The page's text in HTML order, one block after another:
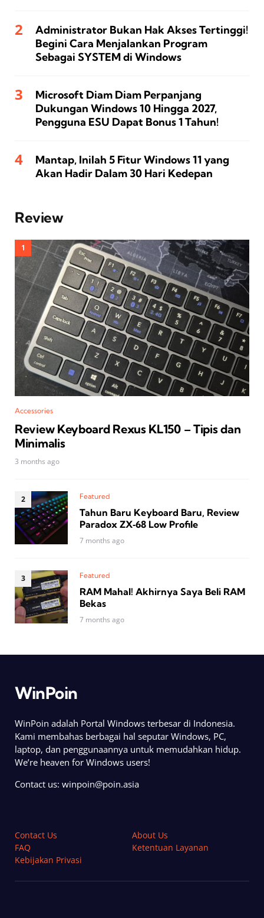
Administrator Bukan Hak Akses Tertinggi!
Begini Cara Menjalankan Program
Sebagai SYSTEM di Windows
Microsoft Diam Diam Perpanjang
Dukungan Windows 10 Hingga 2027,
Pengguna ESU Dapat Bonus 1 Tahun!
Mantap, Inilah 5 Fitur Windows 11 yang
Akan Hadir Dalam 30 Hari Kedepan
Review
Accessories
Review Keyboard Rexus KL150 – Tipis dan
Minimalis
3 months ago
Featured
Tahun Baru Keyboard Baru, Review
Paradox ZX‑68 Low Profile
7 months ago
Featured
RAM Mahal! Akhirnya Saya Beli RAM
Bekas
7 months ago
WinPoin
WinPoin adalah Portal Windows terbesar di Indonesia.
Kami membahas berbagai hal seputar Windows, PC,
laptop, dan penggunaannya untuk memudahkan hidup.
We’re heaven for Windows users!
Contact us: winpoin@poin.asia
Contact Us
About Us
FAQ
Ketentuan Layanan
Kebijakan Privasi